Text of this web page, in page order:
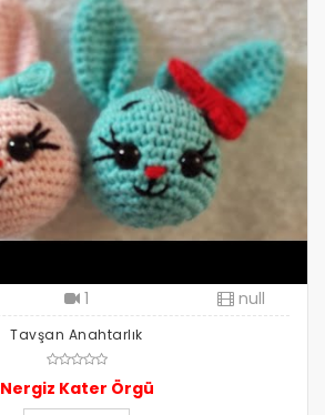
1 null
Tavşan Anahtarlık
Nergiz Kater Örgü